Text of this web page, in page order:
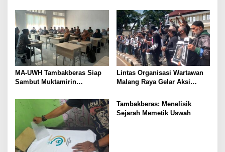
Alumni
MA-UWH Tambakberas Siap
Sambut Muktamirin
Lintas Organisasi Wartawan
Malang Raya Gelar Aksi
Ireng”
Tambakberas: Menelisik
Sejarah Memetik Uswah